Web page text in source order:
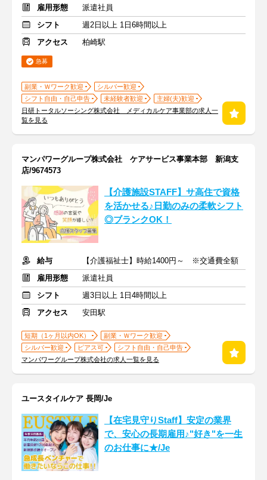
雇用形態
派遣社員
シフト
週2日以上 1日6時間以上
アクセス
柏崎駅
急募
副業・Ｗワーク歓迎
シルバー歓迎
シフト自由・自己申告
未経験者歓迎
主婦(夫)歓迎
日研トータルソーシング株式会社 メディカルケア事業部の求人一
覧を見る
マンパワーグループ株式会社 ケアサービス事業本部 新潟支
店/9674573
【介護施設STAFF】サ高住で資格
を活かせる♪日勤のみの柔軟シフト
◎ブランクOK！
給与
【介護福祉士】時給1400円～ ※交通費全額
雇用形態
派遣社員
シフト
週3日以上 1日4時間以上
アクセス
安田駅
短期（1ヶ月以内OK）
副業・Ｗワーク歓迎
シルバー歓迎
ピアス可
シフト自由・自己申告
マンパワーグループ株式会社の求人一覧を見る
ユースタイルケア 長岡/Je
【在宅見守りStaff】安定の業界
で、安心の長期雇用♪"好き"を一生
のお仕事に★/Je